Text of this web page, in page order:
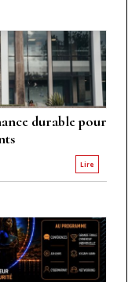
durable pour
Lire